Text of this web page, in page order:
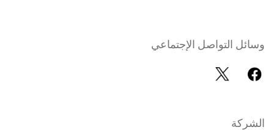
وسائل التواصل الإجتماعي
الشركة